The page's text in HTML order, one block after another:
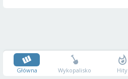
Główna Wykopalisko Hity